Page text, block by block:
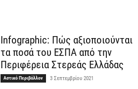
Infographic: Πώς αξιοποιούνται
τα ποσά του ΕΣΠΑ από την
Περιφέρεια Στερεάς Ελλάδας
Αστικό Περιβάλλον 3 Σεπτεμβρίου 2021